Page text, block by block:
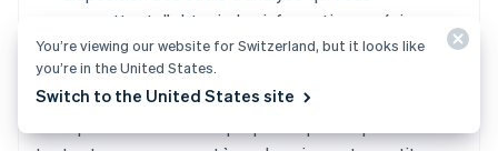
permettent d'obtenir des informations précieuses
sur les modèles de paiement, les taux de réussite
et les éléments à optimiser.
You’re viewing our website for Switzerland, but it looks like
you’re in the United States.
Switch to the United States site